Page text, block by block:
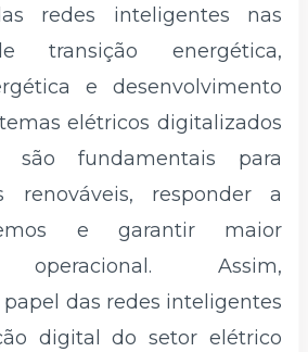
redes inteligentes nas
transição energética,
e desenvolvimento
elétricos digitalizados
são fundamentais para
renováveis, responder a
e garantir maior
operacional. Assim,
das redes inteligentes
digital do setor elétrico